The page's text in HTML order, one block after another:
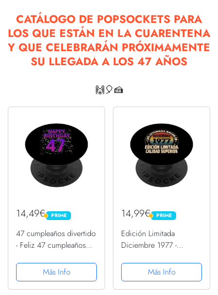
CATÁLOGO DE POPSOCKETS PARA
LOS QUE ESTÁN EN LA CUARENTENA
Y QUE CELEBRARÁN PRÓXIMAMENTE
SU LLEGADA A LOS 47 AÑOS
🙌🎈🍰
14,49€ PRIME
PRIME
47 cumpleaños divertido
- Feliz 47 cumpleaños
Intercambiable
Más Info
14,99€ PRIME
PRIME
Edición Limitada
Diciembre 1977 -
PopSockets PopGrip
Intercambiable
Más Info